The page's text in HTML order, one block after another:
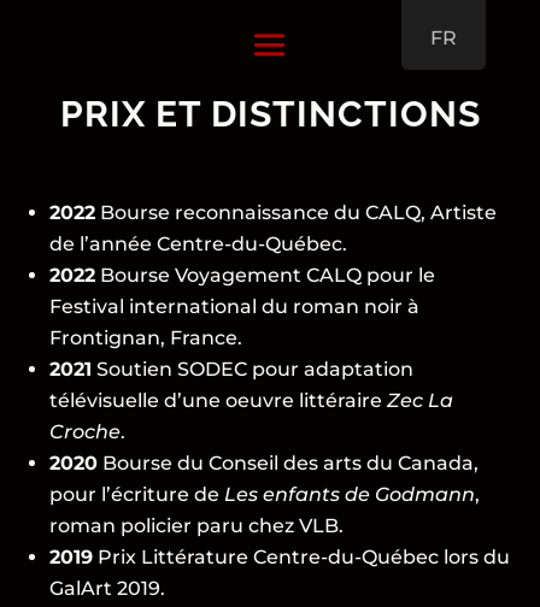
PRIX ET DISTINCTIONS
2022 Bourse reconnaissance du CALQ, Artiste
de l’année Centre-du-Québec.
2022 Bourse Voyagement CALQ pour le
Festival international du roman noir à
Frontignan, France.
2021 Soutien SODEC pour adaptation
télévisuelle d’une oeuvre littéraire Zec La
Croche.
2020 Bourse du Conseil des arts du Canada,
pour l’écriture de Les enfants de Godmann,
roman policier paru chez VLB.
2019 Prix Littérature Centre-du-Québec lors du
GalArt 2019.
FR